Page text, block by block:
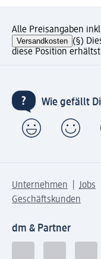
Alle Preisangaben
Versandkosten (§)
diese Position erhältst
Wie gefällt
Unternehmen Jobs
Geschäftskunden
dm & Partner